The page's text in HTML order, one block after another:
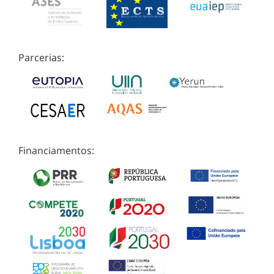
Parcerias:
Financiamentos: